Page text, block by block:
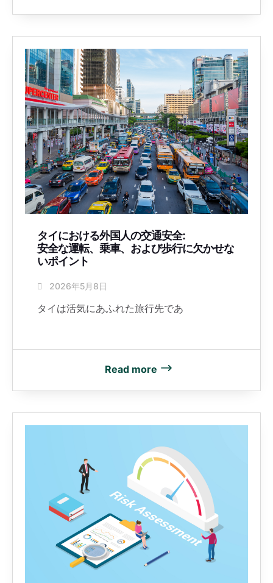
タイにおける外国人の交通安全:
安全な運転、乗車、および歩行に欠かせな
いポイント
2026年5月8日
タイは活気にあふれた旅行先であ
Read more